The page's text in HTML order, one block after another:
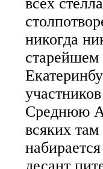
всех
никогда
старейшем
Среднюю
всяких